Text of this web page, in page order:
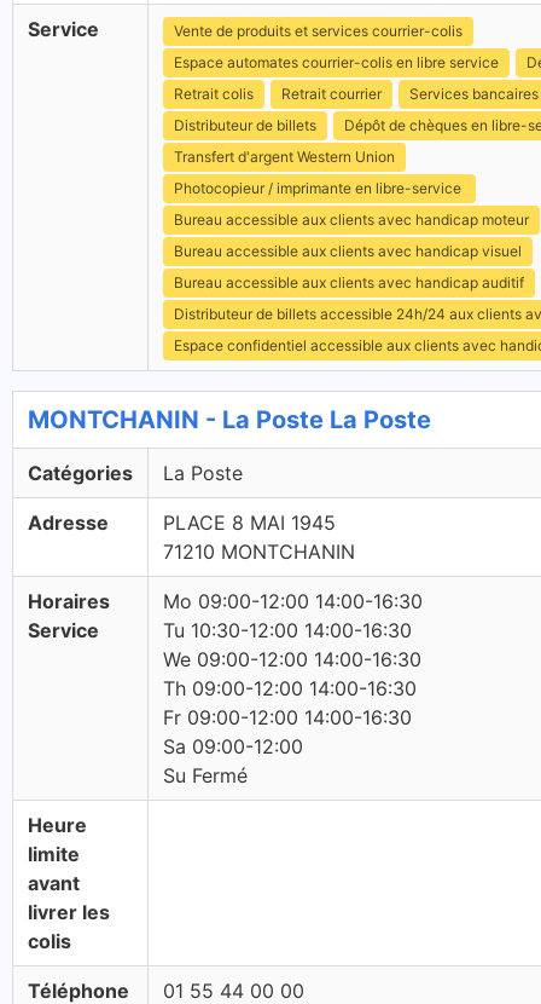
Service
Vente de produits et services courrier-colis
Espace automates courrier-colis en libre service
Retrait colis
Retrait courrier
Services bancaires
Distributeur de billets
Dépôt de chèques en libre-
Transfert d'argent Western Union
Photocopieur / imprimante en libre-service
Bureau accessible aux clients avec handicap moteur
Bureau accessible aux clients avec handicap visuel
Bureau accessible aux clients avec handicap auditif
Distributeur de billets accessible 24h/24 aux clients
Espace confidentiel accessible aux clients avec
MONTCHANIN - La Poste La Poste
Catégories La Poste
Adresse
PLACE 8 MAI 1945
71210 MONTCHANIN
Horaires
Service
Mo 09:00-12:00 14:00-16:30
Tu 10:30-12:00 14:00-16:30
We 09:00-12:00 14:00-16:30
Th 09:00-12:00 14:00-16:30
Fr 09:00-12:00 14:00-16:30
Sa 09:00-12:00
Su Fermé
Heure
limite
avant
livrer les
colis
Téléphone 01 55 44 00 00